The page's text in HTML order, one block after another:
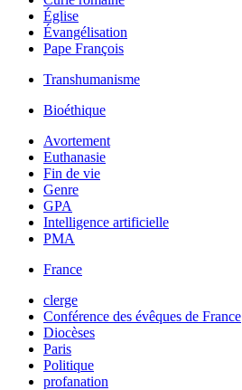
Église
Évangélisation
Pape François
Transhumanisme
Bioéthique
Avortement
Euthanasie
Fin de vie
Genre
GPA
Intelligence artificielle
PMA
France
clerge
Conférence des évêques de France
Diocèses
Paris
Politique
profanation